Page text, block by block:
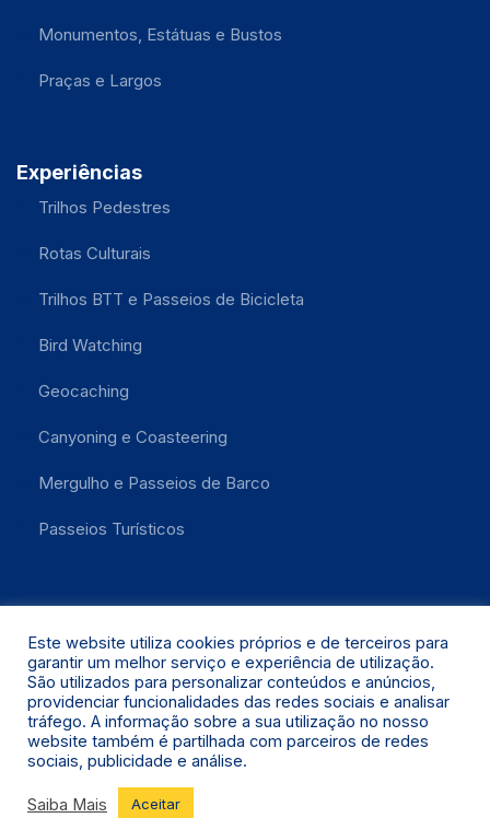
Monumentos, Estátuas e Bustos
Praças e Largos
Experiências
Trilhos Pedestres
Rotas Culturais
Trilhos BTT e Passeios de Bicicleta
Bird Watching
Geocaching
Canyoning e Coasteering
Mergulho e Passeios de Barco
Passeios Turísticos
Santa Maria 2021 © Todos os Direitos Reservados.
Este website utiliza cookies próprios e de terceiros para
garantir um melhor serviço e experiência de utilização.
São utilizados para personalizar conteúdos e anúncios,
providenciar funcionalidades das redes sociais e analisar
tráfego. A informação sobre a sua utilização no nosso
website também é partilhada com parceiros de redes
sociais, publicidade e análise.
Saiba Mais Aceitar